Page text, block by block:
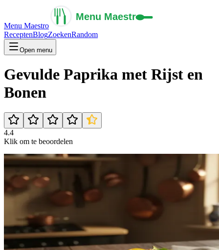
Menu Maestro
ReceptenBlogZoekenRandom
Open menu
Gevulde Paprika met Rijst en
Bonen
4.4
Klik om te beoordelen